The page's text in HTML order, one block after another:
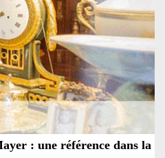
: une référence dans la